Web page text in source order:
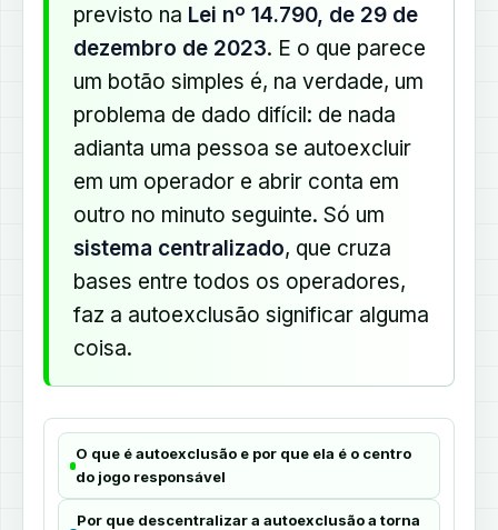
previsto na Lei nº 14.790, de 29 de
dezembro de 2023. E o que parece
um botão simples é, na verdade, um
problema de dado difícil: de nada
adianta uma pessoa se autoexcluir
em um operador e abrir conta em
outro no minuto seguinte. Só um
sistema centralizado, que cruza
bases entre todos os operadores,
faz a autoexclusão significar alguma
coisa.
O que é autoexclusão e por que ela é o centro
do jogo responsável
Por que descentralizar a autoexclusão a torna